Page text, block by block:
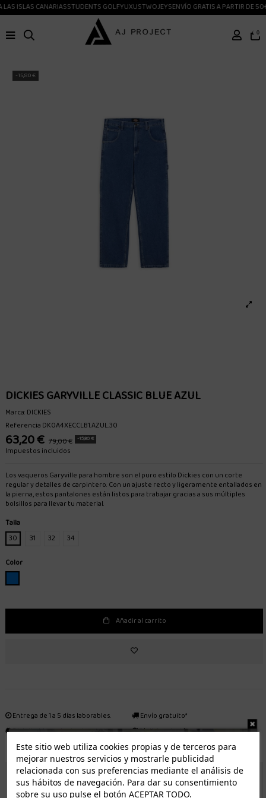
ISLAS CANARIASSTUDENTS GOLFYUXUSTWOJEYSENVÍO GRATIS A PARTIR DE 50€
0
-15,80 €
DICKIES GARYVILLE CLASSIC BLUE AZUL
Marca:DICKIES
ReferenciaDK0A4XECCLB1.AZUL.30
63,20 € 79,00 € -15,80 €
Impuestos incluidos
Los vaqueros Garyville para hombre son el puro estilo Dickies con un corte
regular y detalles de carpintero. Con un ajuste recto y ligeramente entallados en
la pierna, estos pantalones están listos para trabajar gracias a sus múltiples
bolsillos para llevar tu material.
Talla
30
31 32
34
Color
Añadir al carrito
Entrega de 1 a 5 días laborables.
Distribuidor autorizado
Envío gratuito*
Fácil devolución
ENVÍO GRATUITO *
Este sitio web utiliza cookies propias y de terceros para
mejorar nuestros servicios y mostrarle publicidad
relacionada con sus preferencias mediante el análisis de
sus hábitos de navegación. Para dar su consentimiento
sobre su uso pulse el botón ACEPTAR TODO.